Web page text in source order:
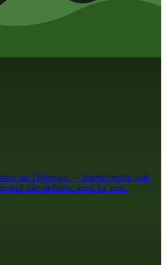
ale Dobrogei — biserici vechi, sate
care definesc acest loc unic.